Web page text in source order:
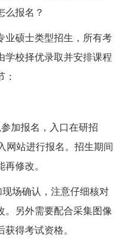
么报名？
业硕士类型招生，所有考
学校择优录取并安排课程
加报名，入口在研招
网站进行报名。招生期间
修改。
场确认，注意仔细核对
。另外需要配合采集图像
得考试资格。